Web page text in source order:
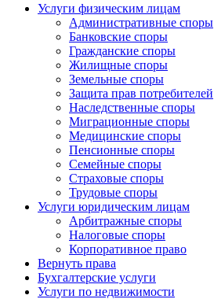
Услуги физическим лицам
Административные споры
Банковские споры
Гражданские споры
Жилищные споры
Земельные споры
Защита прав потребителей
Наследственные споры
Миграционные споры
Медицинские споры
Пенсионные споры
Семейные споры
Страховые споры
Трудовые споры
Услуги юридическим лицам
Арбитражные споры
Налоговые споры
Корпоративное право
Вернуть права
Бухгалтерские услуги
Услуги по недвижимости